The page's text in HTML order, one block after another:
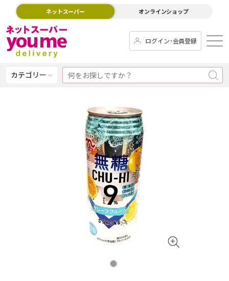
ネットスーパー オンラインショップ
ログイン･会員登録
カテゴリー